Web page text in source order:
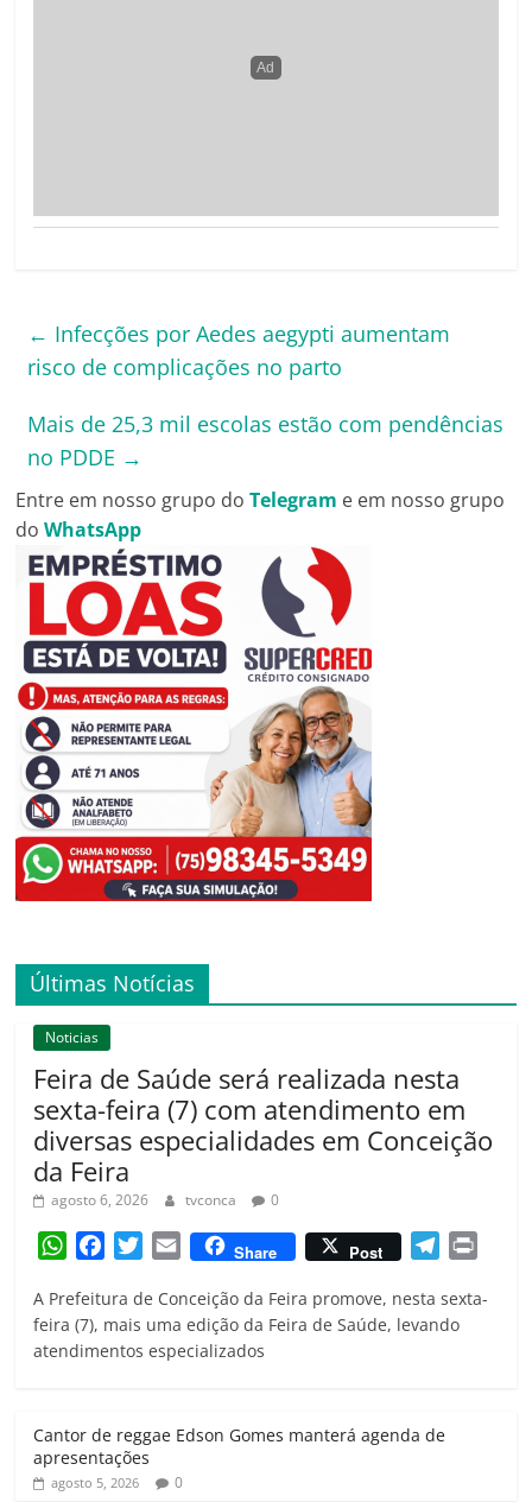
← Infecções por Aedes aegypti aumentam
risco de complicações no parto
Mais de 25,3 mil escolas estão com pendências
no PDDE →
Entre em nosso grupo doTelegram e em nosso grupo
doWhatsApp
Últimas Notícias
Noticias
Feira de Saúde será realizada nesta
sexta-feira (7) com atendimento em
diversas especialidades em Conceição
da Feira
agosto 6, 2026 tvconca 0
W
a
t
s
p
c
e
b
k
i
t
t
a
l
Share Post
l
e
m
i
A Prefeitura de Conceição da Feira promove, nesta sexta-
feira (7), mais uma edição da Feira de Saúde, levando
atendimentos especializados
Cantor de reggae Edson Gomes manterá agenda de
apresentações
agosto 5, 2026 0